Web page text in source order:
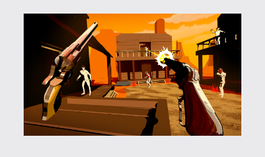
újraindítása. Néha elhalálozásunk nélkül
is kénytelenek vagyunk az újraindításra
bökni, mivel egy bizonyos idő után
eltűnnek a rosszarcok elejtett fegyverei,
és ha nem teleportáltunk oda időben,
nem tudunk továbbhaladni. Ez ugyan egy
megkérdőjelezhető dijázneri döntés, de
hajlandó vagyok felette szemet hunyni,
mivel a nyúlfarknyi viadalok érezhetően